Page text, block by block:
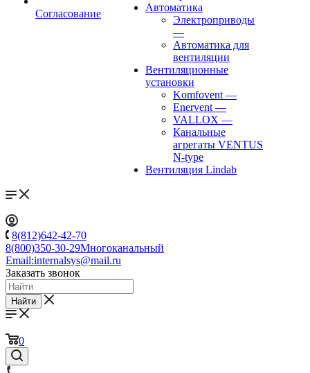
Согласование
Автоматика
Электроприводы
—
Автоматика для
вентиляции
Вентиляционные
установки
Komfovent —
Enervent —
VALLOX —
Канальные
агрегаты VENTUS
N-type
Вентиляция Lindab
8(812)642-42-70
8(800)350-30-29Многоканальный
Email:internalsys@mail.ru
Заказать звонок
Найти
0